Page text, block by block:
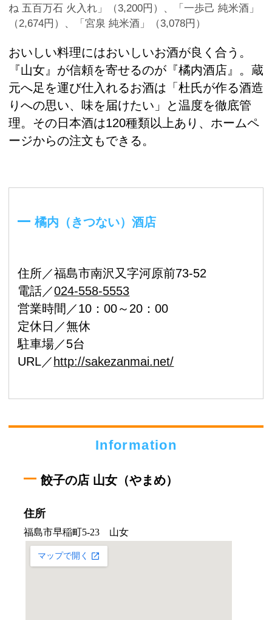
ね 五百万石 火入れ」（3,200円）、「一歩己 純米酒」
（2,674円）、「宮泉 純米酒」（3,078円）
おいしい料理にはおいしいお酒が良く合う。
『山女』が信頼を寄せるのが『橘内酒店』。蔵
元へ足を運び仕入れるお酒は「杜氏が作る酒造
りへの思い、味を届けたい」と温度を徹底管
理。その日本酒は120種類以上あり、ホームペ
ージからの注文もできる。
橘内（きつない）酒店
住所／福島市南沢又字河原前73-52
電話／024-558-5553
営業時間／10：00～20：00
定休日／無休
駐車場／5台
URL／ http://sakezanmai.net/
Information
餃子の店 山女（やまめ）
住所